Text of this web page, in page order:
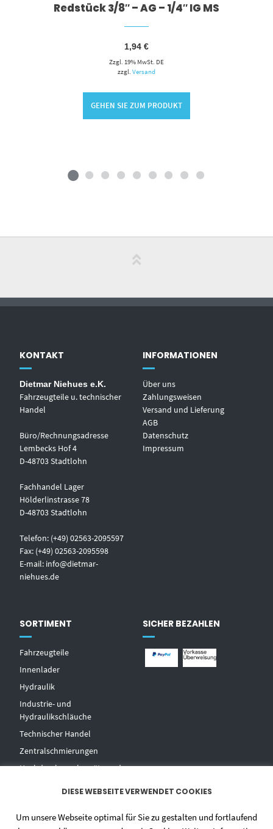
Redstück 3/8″ – AG – 1/4″ IG MS
1,94€
Zzgl. 19% MwSt. DE
zzgl.Versand
GEHEN SIE ZUM PRODUKT
KONTAKT
Dietmar Niehues e.K.
Fahrzeugteile u. technischer
Handel
Büro/Rechnungsadresse
Lembecks Hof 4
D-48703 Stadtlohn
Fachhandel Lager
Hölderlinstrasse 78
D-48703 Stadtlohn
Telefon: (+49) 02563-2095597
Fax: (+49) 02563-2095598
E-mail: info@dietmar-
niehues.de
INFORMATIONEN
Über uns
Zahlungsweisen
Versand und Lieferung
AGB
Datenschutz
Impressum
SORTIMENT
Fahrzeugteile
Innenlader
Hydraulik
Industrie- und
Hydraulikschläuche
Technischer Handel
Zentralschmierungen
Hochdruckwaschgeräte und
SICHER BEZAHLEN
DIESE WEBSEITE VERWENDET COOKIES
Um unsere Webseite optimal für Sie zu gestalten und fortlaufend